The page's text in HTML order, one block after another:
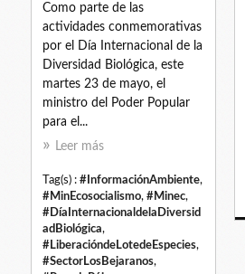
Como parte de las
actividades conmemorativas
por el Día Internacional de la
Diversidad Biológica, este
martes 23 de mayo, el
ministro del Poder Popular
para el...
Leer más
Tag(s) : #InformaciónAmbiente,
#MinEcosocialismo, #Minec,
#DíaInternacionaldelaDiversid
adBiológica,
#LiberacióndeLotedeEspecies,
#SectorLosBejaranos,